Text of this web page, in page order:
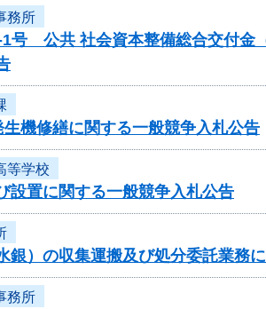
務所
1号 公共 社会資本整備総合交付
機修繕に関する一般競争入札公告
等学校
設置に関する一般競争入札公告
銀）の収集運搬及び処分委託業務
務所